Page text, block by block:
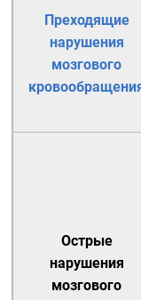
Преходящие
нарушения
мозгового
Острые
нарушения
мозгового